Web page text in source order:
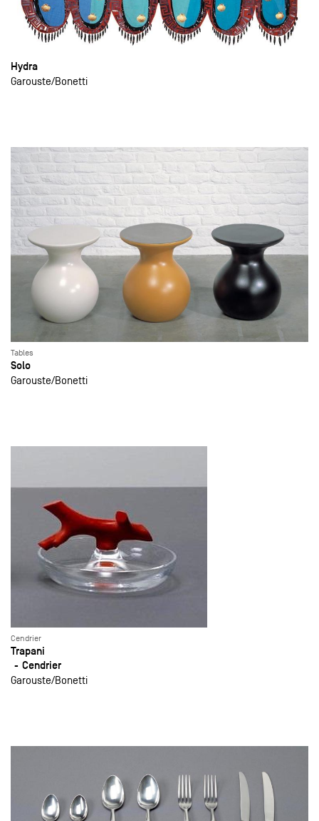
Hydra
Garouste Bonetti
Tables
Solo
Garouste Bonetti
Cendrier
Trapani
Cendrier
Garouste Bonetti